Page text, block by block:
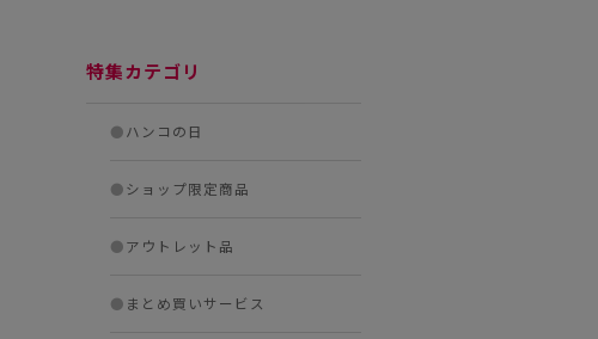
特集カテゴリ
●ハンコの日
●ショップ限定商品
●アウトレット品
● まとめ買いサービス